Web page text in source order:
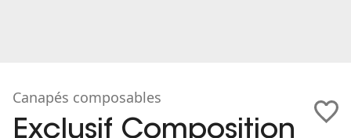
Canapés composables
Exclusif Composition